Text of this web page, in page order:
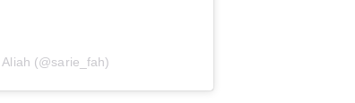
(@sarie_fah)